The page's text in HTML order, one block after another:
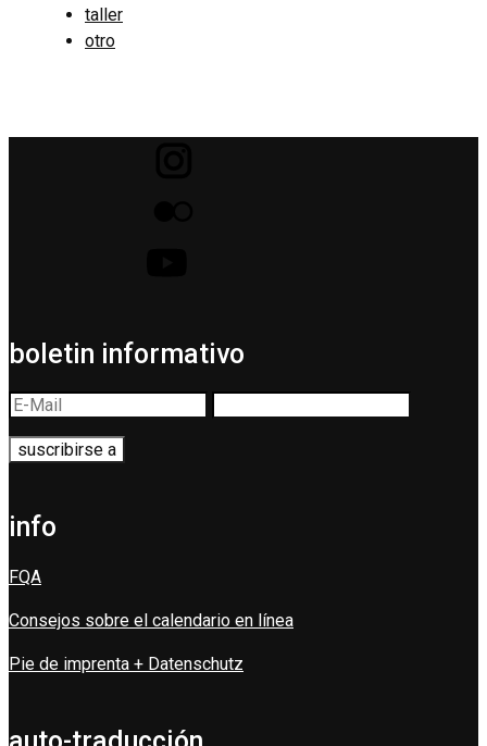
taller
otro
boletin informativo
info
FQA
Consejos sobre el calendario en línea
Pie de imprenta + Datenschutz